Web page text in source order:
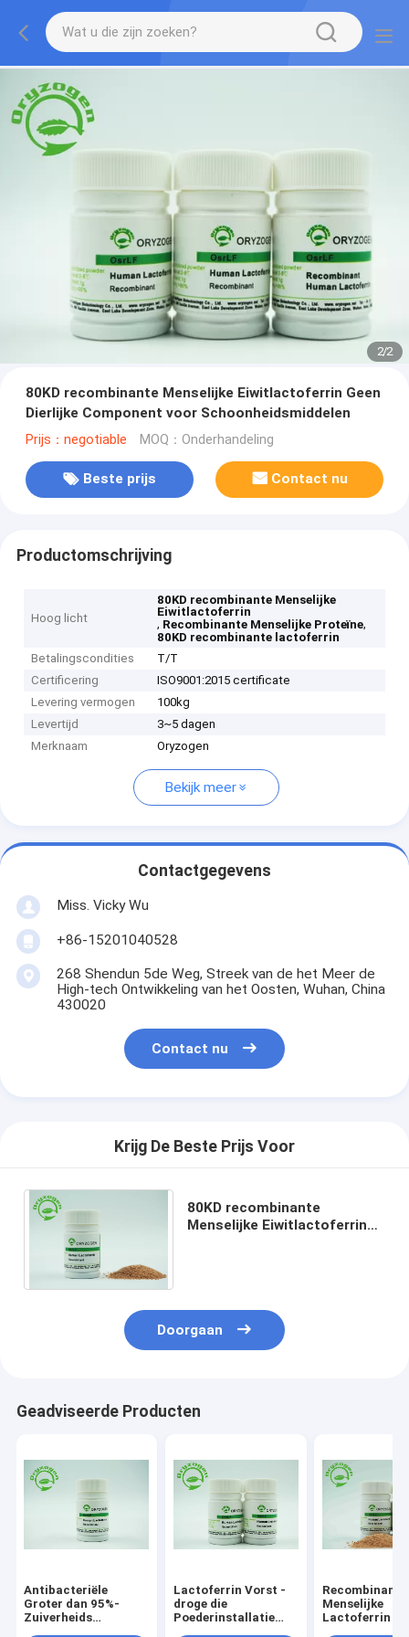
2/2
80KD recombinante Menselijke Eiwitlactoferrin Geen
Dierlijke Component voor Schoonheidsmiddelen
Prijs：negotiable MOQ：Onderhandeling
Beste prijs Contact nu
Productomschrijving
Hoog licht
80KD recombinante Menselijke
Eiwitlactoferrin
, Recombinante Menselijke Proteïne,
80KD recombinante lactoferrin
Betalingscondities
T/T
Certificering
ISO9001:2015 certificate
Levering vermogen
100kg
Levertijd
3~5 dagen
Merknaam
Oryzogen
Bekijk meer
Contactgegevens
Miss. Vicky Wu
+86-15201040528
268 Shendun 5de Weg, Streek van de het Meer de
High-tech Ontwikkeling van het Oosten, Wuhan, China
430020
Contact nu
Krijg De Beste Prijs Voor
80KD recombinante
Menselijke Eiwitlactoferrin
Doorgaan
Geadviseerde Producten
Antibacteriële
Groter dan 95%-
Zuiverheids
Lactoferrin Vorst -
droge die
Poederinstallatie
Recombinante
Menselijke
Lactoferrin